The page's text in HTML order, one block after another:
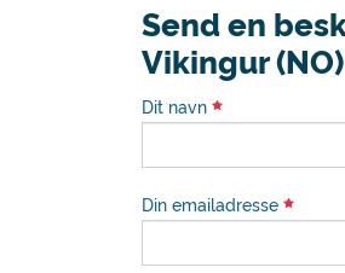
Send en
Vikingur (NO)
Dit navn
Din emailadresse